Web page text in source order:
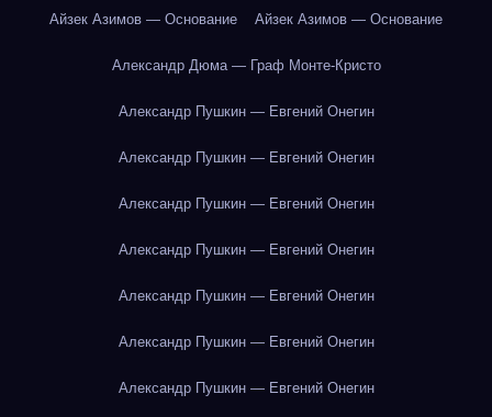
Айзек Азимов — Основание Айзек Азимов — Основание
Александр Дюма — Граф Монте-Кристо
Александр Пушкин — Евгений Онегин
Александр Пушкин — Евгений Онегин
Александр Пушкин — Евгений Онегин
Александр Пушкин — Евгений Онегин
Александр Пушкин — Евгений Онегин
Александр Пушкин — Евгений Онегин
Александр Пушкин — Евгений Онегин